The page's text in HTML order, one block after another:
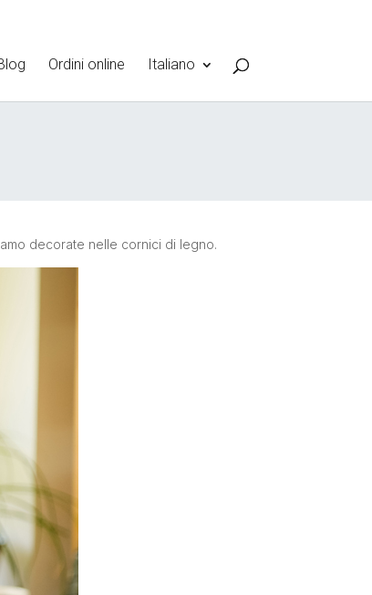
Ordini online Italiano
decorate nelle cornici di legno.